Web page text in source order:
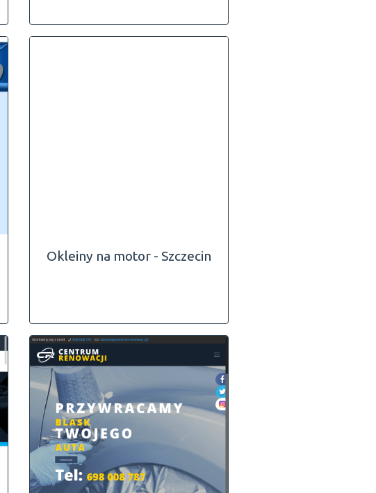
Okleiny na motor - Szczecin